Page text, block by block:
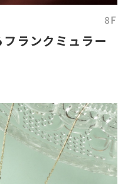
8F
ランクミュラー